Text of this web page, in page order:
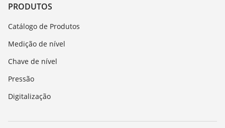
PRODUTOS
Catálogo de Produtos
Medição de nível
Chave de nível
Pressão
Digitalização